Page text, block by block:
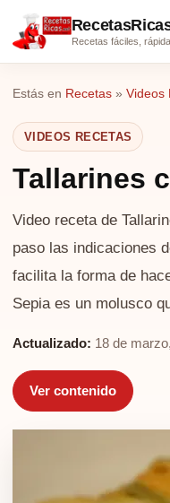
Recetas fáciles,
Estás en Recetas » Videos
VIDEOS RECETAS
Tallarines
Video receta de
paso las indicaciones
facilita la forma de
Sepia es un molusco
Actualizado: 18 de
Ver contenido